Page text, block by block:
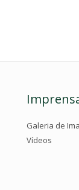
Galeria de
Vídeos